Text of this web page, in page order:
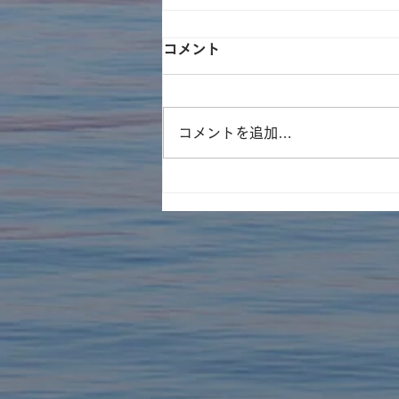
キ育成塾にてみんなで水族館
コメント
コメントを追加…